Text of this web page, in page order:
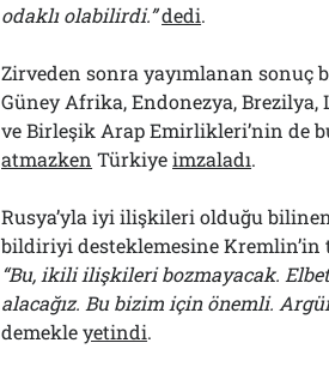
odaklı olabilirdi.”dedi.
Zirveden sonra yayımlanan sonuç
Güney Afrika, Endonezya,
ve Birleşik Arap Emirlikleri’nin de
atmazken Türkiyeimzaladı.
Rusya’yla iyi ilişkileri olduğu
bildiriyi desteklemesine Kremlin’in
“Bu, ikili ilişkileri bozmayacak.
alacağız. Bu bizim için önemli.
demekleyetindi.